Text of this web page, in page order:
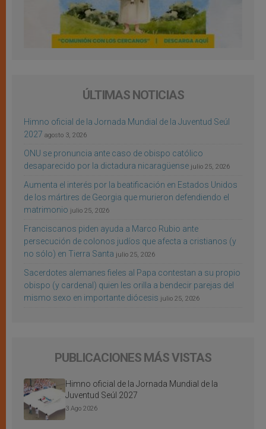
ÚLTIMAS NOTICIAS
Himno oficial de la Jornada Mundial de la Juventud Seúl
2027 agosto 3, 2026
ONU se pronuncia ante caso de obispo católico
desaparecido por la dictadura nicaragüense julio 25, 2026
Aumenta el interés por la beatificación en Estados Unidos
de los mártires de Georgia que murieron defendiendo el
matrimonio julio 25, 2026
Franciscanos piden ayuda a Marco Rubio ante
persecución de colonos judíos que afecta a cristianos (y
no sólo) en Tierra Santa julio 25, 2026
Sacerdotes alemanes fieles al Papa contestan a su propio
obispo (y cardenal) quien les orilla a bendecir parejas del
mismo sexo en importante diócesis julio 25, 2026
PUBLICACIONES MÁS VISTAS
Himno oficial de la Jornada Mundial de la
Juventud Seúl 2027
3 Ago 2026